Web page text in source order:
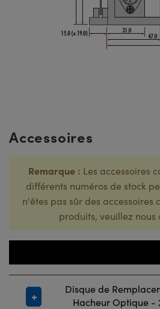
Accessoires
Remarque : Les accessoires
différents numéros de stock
n'êtes pas sûr des accessoires
produits, veuillez nous
Disque de
Hacheur Optique -